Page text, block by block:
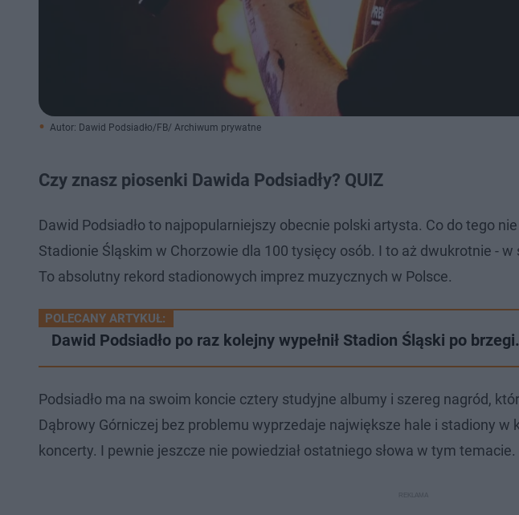
Autor: Dawid Podsiadło/FB/ Archiwum prywatne
Czy znasz piosenki Dawida Podsiadły? QUIZ
Dawid Podsiadło to najpopularniejszy obecnie polski artysta. Co do tego
Stadionie Śląskim w Chorzowie dla 100 tysięcy osób. I to aż dwukrotnie -
To absolutny rekord stadionowych imprez muzycznych w Polsce.
POLECANY ARTYKUŁ:
Dawid Podsiadło po raz kolejny wypełnił Stadion Śląski po
Podsiadło ma na swoim koncie cztery studyjne albumy i szereg nagród,
Dąbrowy Górniczej bez problemu wyprzedaje największe hale i stadiony w
koncerty. I pewnie jeszcze nie powiedział ostatniego słowa w tym temacie.